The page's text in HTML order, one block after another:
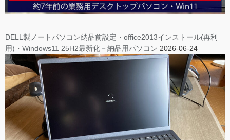
DELL製ノートパソコン納品前設定・office2013インストール(再利
用)・Windows11 25H2最新化－納品用パソコン 2026-06-24